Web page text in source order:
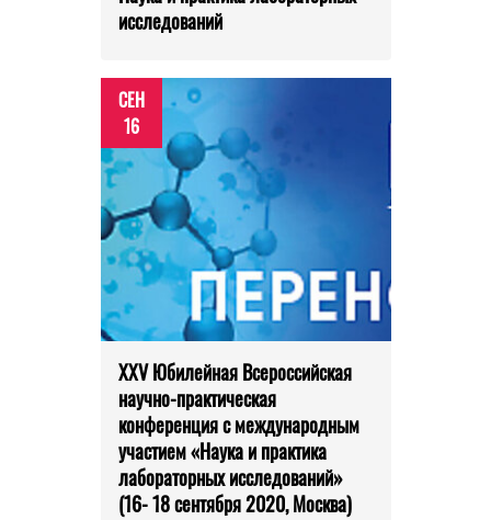
исследований
СЕН
16
XXV Юбилейная Всероссийская
научно-практическая
конференция с международным
участием «Наука и практика
лабораторных исследований»
(16- 18 сентября 2020, Москва)